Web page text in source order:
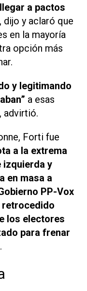
a pactos
, dijo y aclaró que
en la mayoría
opción más
y legitimando
a esas
advirtió.
Forti fue
a la extrema
izquierda y
en masa a
PP-Vox
retrocedido
los electores
para frenar